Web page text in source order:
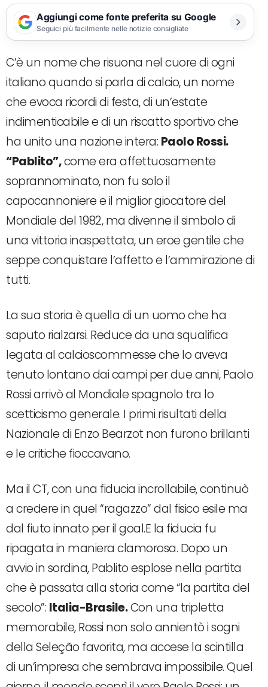
Aggiungi come fonte preferita su Google
Seguici più facilmente nelle notizie consigliate
C’è un nome che risuona nel cuore di ogni
italiano quando si parla di calcio, un nome
che evoca ricordi di festa, di un’estate
indimenticabile e di un riscatto sportivo che
ha unito una nazione intera: Paolo Rossi.
“Pablito”,come era affettuosamente
soprannominato, non fu solo il
capocannoniere e il miglior giocatore del
Mondiale del 1982, ma divenne il simbolo di
una vittoria inaspettata, un eroe gentile che
seppe conquistare l’affetto e l’ammirazione di
tutti.
La sua storia è quella di un uomo che ha
saputo rialzarsi. Reduce da una squalifica
legata al calcioscommesse che lo aveva
tenuto lontano dai campi per due anni, Paolo
Rossi arrivò al Mondiale spagnolo tra lo
scetticismo generale. I primi risultati della
Nazionale di Enzo Bearzot non furono brillanti
e le critiche fioccavano.
Ma il CT, con una fiducia incrollabile, continuò
a credere in quel “ragazzo” dal fisico esile ma
dal fiuto innato per il goal.E la fiducia fu
ripagata in maniera clamorosa. Dopo un
avvio in sordina, Pablito esplose nella partita
che è passata alla storia come “la partita del
secolo”: Italia-Brasile.Con una tripletta
memorabile, Rossi non solo annientò i sogni
della Seleção favorita, ma accese la scintilla
di un’impresa che sembrava impossibile. Quel